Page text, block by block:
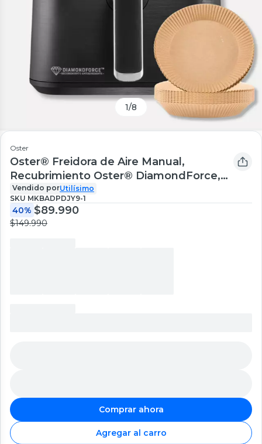
1/8
Oster
Oster® Freidora de Aire Manual,
Recubrimiento Oster® DiamondForce,
4L de Capacidad + 300 Forros
Vendido porUtilísimo
SKU MKBADPDJY9-1
40% $89.990
$149.990
Comprar ahora
Agregar al carro